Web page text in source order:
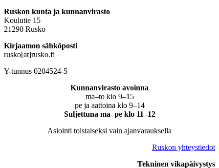
Ruskon kunta ja kunnanvirasto
Koulutie 15
21290 Rusko
Kirjaamon sähköposti
rusko[at]rusko.fi
Y-tunnus 0204524-5
Kunnanvirasto avoinna
ma–to klo 9–15
pe ja aattoina klo 9–14
Suljettuna ma–pe klo 11–12
Asiointi toistaiseksi vain ajanvarauksella
Ruskon yhteystiedot
Tekninen vikapäivystys